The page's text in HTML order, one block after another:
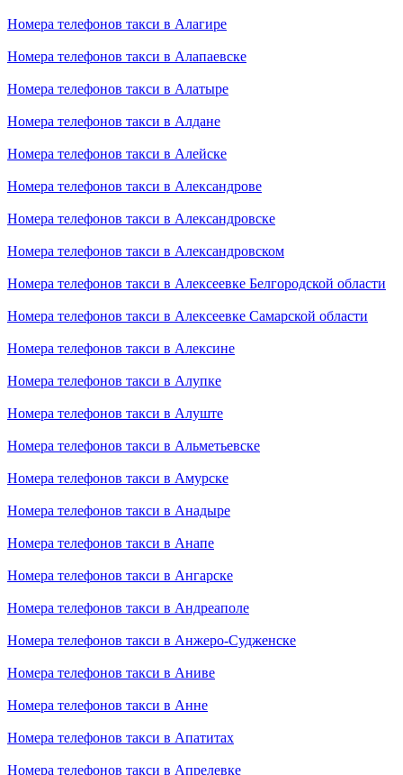
Номера телефонов такси в Алагире
Номера телефонов такси в Алапаевске
Номера телефонов такси в Алатыре
Номера телефонов такси в Алдане
Номера телефонов такси в Алейске
Номера телефонов такси в Александрове
Номера телефонов такси в Александровске
Номера телефонов такси в Александровском
Номера телефонов такси в Алексеевке Белгородской области
Номера телефонов такси в Алексеевке Самарской области
Номера телефонов такси в Алексине
Номера телефонов такси в Алупке
Номера телефонов такси в Алуште
Номера телефонов такси в Альметьевске
Номера телефонов такси в Амурске
Номера телефонов такси в Анадыре
Номера телефонов такси в Анапе
Номера телефонов такси в Ангарске
Номера телефонов такси в Андреаполе
Номера телефонов такси в Анжеро-Судженске
Номера телефонов такси в Аниве
Номера телефонов такси в Анне
Номера телефонов такси в Апатитах
Номера телефонов такси в Апрелевке